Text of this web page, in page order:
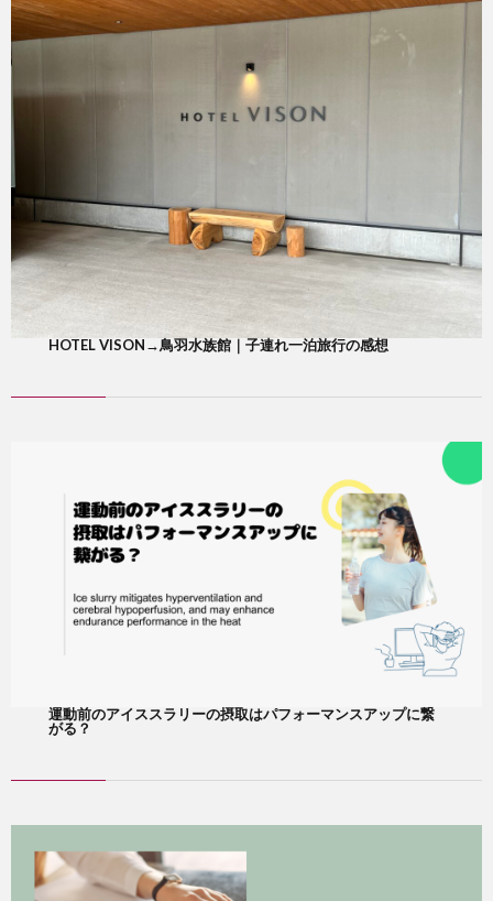
HOTEL VISON→鳥羽水族館｜子連れ一泊旅行の感想
運動前のアイススラリーの摂取はパフォーマンスアップに繋
がる？